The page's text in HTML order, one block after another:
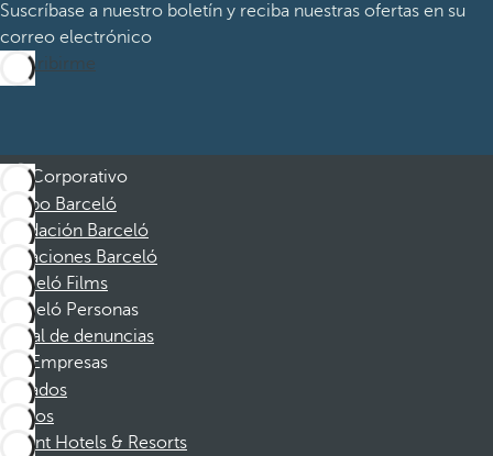
Suscríbase a nuestro boletín y reciba nuestras ofertas en su
correo electrónico
Suscribirme
Corporativo
Grupo Barceló
Fundación Barceló
Vacaciones Barceló
Barceló Films
Barceló Personas
Canal de denuncias
Empresas
Afiliados
Socios
Dorint Hotels & Resorts